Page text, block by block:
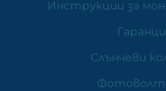
Инструкции за
Слънчеви